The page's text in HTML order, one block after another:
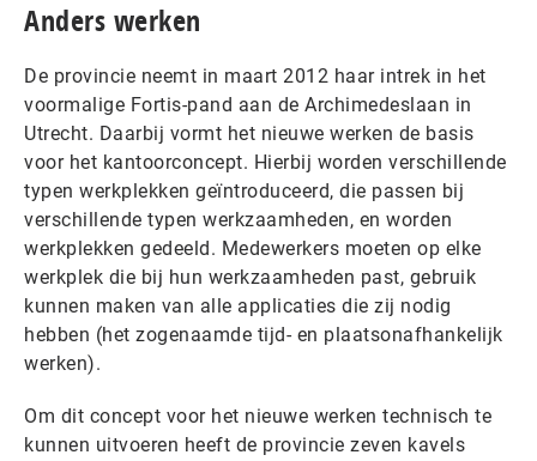
Anders werken
De provincie neemt in maart 2012 haar intrek in het
voormalige Fortis-pand aan de Archimedeslaan in
Utrecht. Daarbij vormt het nieuwe werken de basis
voor het kantoorconcept. Hierbij worden verschillende
typen werkplekken geïntroduceerd, die passen bij
verschillende typen werkzaamheden, en worden
werkplekken gedeeld. Medewerkers moeten op elke
werkplek die bij hun werkzaamheden past, gebruik
kunnen maken van alle applicaties die zij nodig
hebben (het zogenaamde tijd- en plaatsonafhankelijk
werken).
Om dit concept voor het nieuwe werken technisch te
kunnen uitvoeren heeft de provincie zeven kavels